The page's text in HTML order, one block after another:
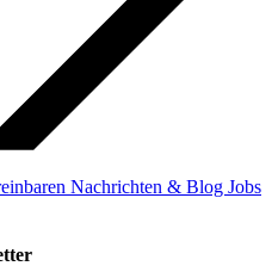
Nachrichten & Blog Jobs